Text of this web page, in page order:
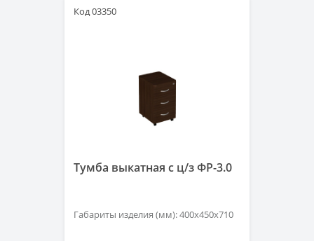
Код 03350
Тумба выкатная с ц/з ФР-3.0
Габариты изделия (мм): 400х450х710